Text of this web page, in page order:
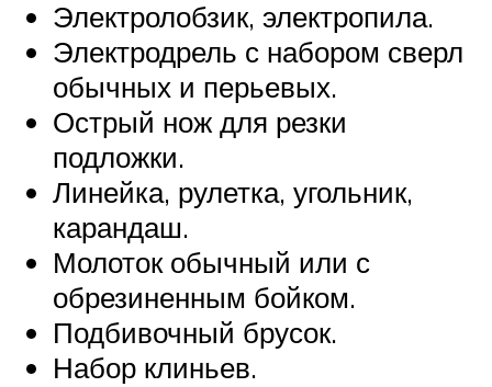
Электролобзик, электропила.
Электродрель с набором сверл
обычных и перьевых.
Острый нож для резки
подложки.
Линейка, рулетка, угольник,
карандаш.
Молоток обычный или с
обрезиненным бойком.
Подбивочный брусок.
Набор клиньев.